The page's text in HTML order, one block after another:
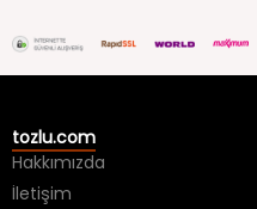
Hakkımızda
İletişim
Kargo Takip